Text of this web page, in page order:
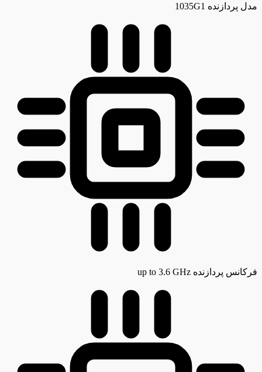
مدل پردازنده 1035G1
فرکانس پردازنده up to 3.6 GHz